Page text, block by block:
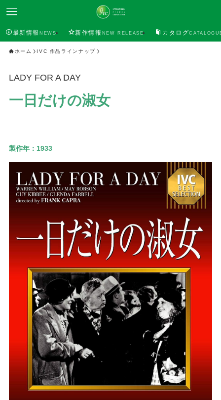
最新情報NEWS 新作情報 NEW RELEASE カタログ
ホーム IVC 作品ラインナップ
LADY FOR A DAY
一日だけの淑女
製作年： 1933